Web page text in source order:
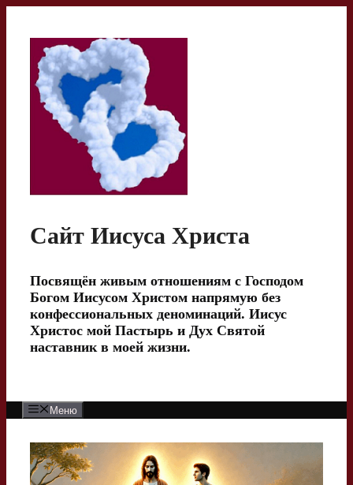
содержимому
Сайт Иисуса Христа
Посвящён живым отношениям с Господом
Богом Иисусом Христом напрямую без
конфессиональных деноминаций. Иисус
Христос мой Пастырь и Дух Святой
наставник в моей жизни.
Меню